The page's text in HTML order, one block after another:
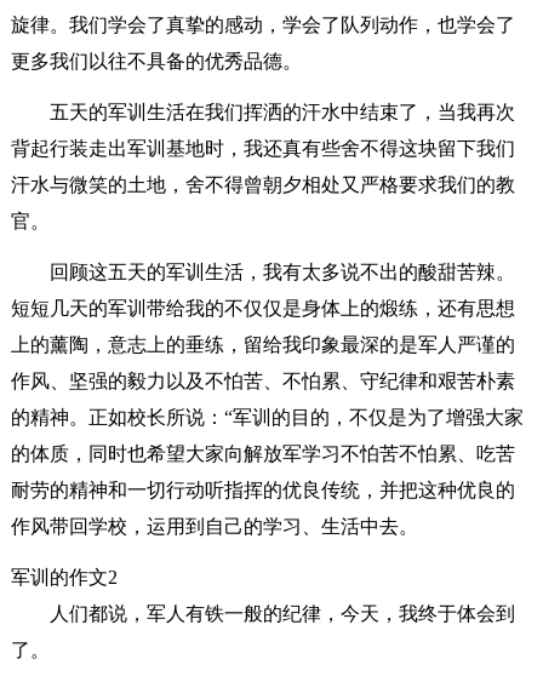
旋律。我们学会了真挚的感动，学会了队列动作，也学会了
更多我们以往不具备的优秀品德。
五天的军训生活在我们挥洒的汗水中结束了，当我再次
背起行装走出军训基地时，我还真有些舍不得这块留下我们
汗水与微笑的土地，舍不得曾朝夕相处又严格要求我们的教
官。
回顾这五天的军训生活，我有太多说不出的酸甜苦辣。
短短几天的军训带给我的不仅仅是身体上的煅练，还有思想
上的薰陶，意志上的垂练，留给我印象最深的是军人严谨的
作风、坚强的毅力以及不怕苦、不怕累、守纪律和艰苦朴素
的精神。正如校长所说：“军训的目的，不仅是为了增强大家
的体质，同时也希望大家向解放军学习不怕苦不怕累、吃苦
耐劳的精神和一切行动听指挥的优良传统，并把这种优良的
作风带回学校，运用到自己的学习、生活中去。
军训的作文2
人们都说，军人有铁一般的纪律，今天，我终于体会到
了。